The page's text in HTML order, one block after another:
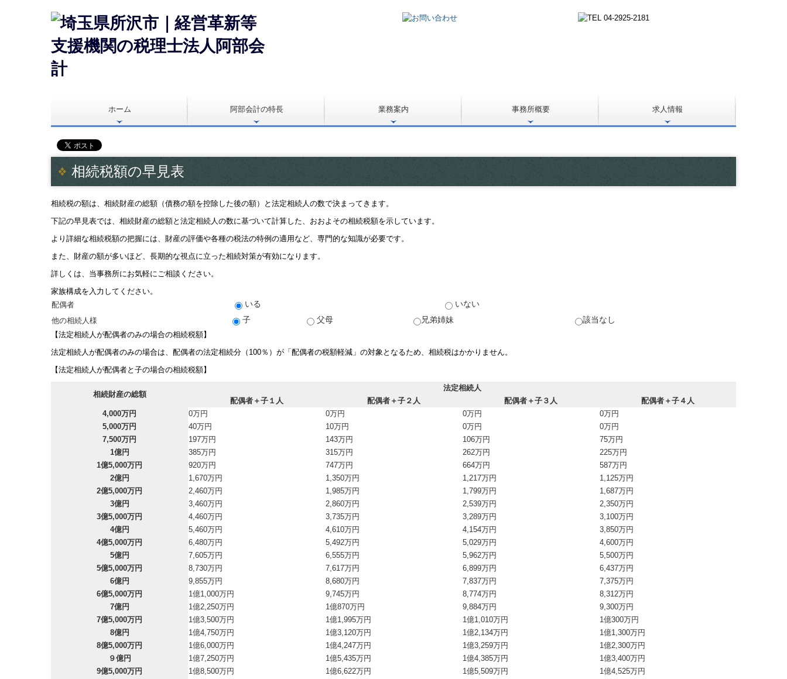
ホーム 阿部会計の特長 業務案内 事務所概要 求人情報
相続税額の早見表
相続税の額は、相続財産の総額（債務の額を控除した後の額）と法定相続人の数で決まってきます。
下記の早見表では、相続財産の総額と法定相続人の数に基づいて計算した、おおよその相続税額を示しています。
より詳細な相続税額の把握には、財産の評価や各種の税法の特例の適用など、専門的な知識が必要です。
また、財産の額が多いほど、長期的な視点に立った相続対策が有効になります。
詳しくは、当事務所にお気軽にご相談ください。
家族構成を入力してください。
配偶者
いる いない
他の相続人様 子 父母 兄弟姉妹 該当なし
【法定相続人が配偶者のみの場合の相続税額】
法定相続人が配偶者のみの場合は、配偶者の法定相続分（100％）が「配偶者の税額軽減」の対象となるため、相続税はかかりません。
【法定相続人が配偶者と子の場合の相続税額】
相続財産の総額
法定相続人
配偶者＋子１人
配偶者＋子２人 配偶者＋子３人
配偶者＋子４人
4,000万円
0万円 0万円 0万円
0万円
5,000万円
40万円 10万円 0万円
0万円
7,500万円
197万円 143万円 106万円
75万円
1億円
385万円 315万円 262万円
225万円
1億5,000万円
920万円 747万円 664万円
587万円
2億円
1,670万円 1,350万円 1,217万円
1,125万円
2億5,000万円
2,460万円 1,985万円 1,799万円
1,687万円
3億円
3,460万円 2,860万円 2,539万円
2,350万円
3億5,000万円
4,460万円 3,735万円 3,289万円
3,100万円
4億円
5,460万円 4,610万円 4,154万円
3,850万円
4億5,000万円
6,480万円 5,492万円 5,029万円
4,600万円
5億円
7,605万円 6,555万円 5,962万円
5,500万円
5億5,000万円
8,730万円 7,617万円 6,899万円
6,437万円
6億円
9,855万円 8,680万円 7,837万円
7,375万円
6億5,000万円
1億1,000万円 9,745万円 8,774万円
8,312万円
7億円
1億2,250万円 1億870万円 9,884万円
9,300万円
7億5,000万円
1億3,500万円 1億1,995万円 1億1,010万円
1億300万円
8億円
1億4,750万円 1億3,120万円 1億2,134万円
1億1,300万円
8億5,000万円
1億6,000万円 1億4,247万円 1億3,259万円
1億2,300万円
９億円
1億7,250万円 1億5,435万円 1億4,385万円
1億3,400万円
9億5,000万円
1億8,500万円 1億6,622万円 1億5,509万円
1億4,525万円